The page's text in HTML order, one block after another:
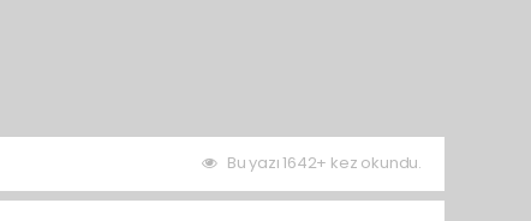
Bu yazı 1642+ kez okundu.